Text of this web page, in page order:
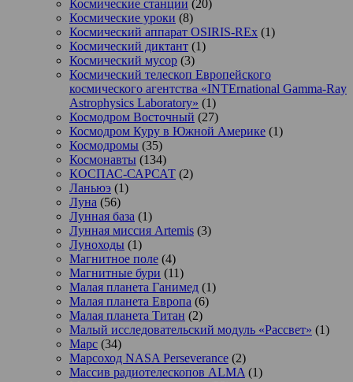
Космические станции (20)
Космические уроки (8)
Космический аппарат OSIRIS-REx (1)
Космический диктант (1)
Космический мусор (3)
Космический телескоп Европейского
космического агентства «INTErnational Gamma-Ray
Astrophysics Laboratory» (1)
Космодром Восточный (27)
Космодром Куру в Южной Америке (1)
Космодромы (35)
Космонавты (134)
КОСПАС-САРСАТ (2)
Ланьюэ (1)
Луна (56)
Лунная база (1)
Лунная миссия Artemis (3)
Луноходы (1)
Магнитное поле (4)
Магнитные бури (11)
Малая планета Ганимед (1)
Малая планета Европа (6)
Малая планета Титан (2)
Малый исследовательский модуль «Рассвет» (1)
Марс (34)
Марсоход NASA Perseverance (2)
Массив радиотелескопов ALMA (1)